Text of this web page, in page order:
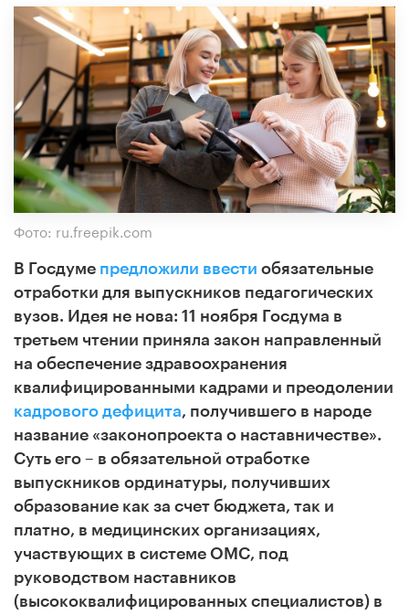
Фото: ru.freepik.com
В Госдуме предложили ввести обязательные
отработки для выпускников педагогических
вузов. Идея не нова: 11 ноября Госдума в
третьем чтении приняла закон направленный
на обеспечение здравоохранения
квалифицированными кадрами и преодолении
кадрового дефицита, получившего в народе
название «законопроекта о наставничестве».
Суть его – в обязательной отработке
выпускников ординатуры, получивших
образование как за счет бюджета, так и
платно, в медицинских организациях,
участвующих в системе ОМС, под
руководством наставников
(высококвалифицированных специалистов) в